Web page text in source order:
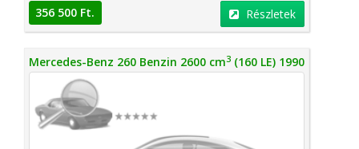
356 500 Ft. Részletek
Mercedes-Benz 260 Benzin 2600 cm3 (160 LE) 1990